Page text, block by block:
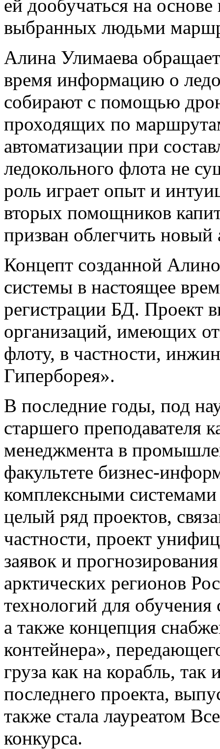
ей дообучаться на
выбранных людьми
Алина Улимаева
время информацию о
собирают с помощью
проходящих по
автоматизации при
ледокольного флота не
роль играет опыт и
вторых помощников
призван облегчить новый
Концепт созданной
системы в настоящее
регистрации БД. Проект
организаций, имеющих
флоту, в частности,
Гиперборея».
В последние годы, под
старшего преподавателя
менеджмента в
факультете бизнес-
комплексными
целый ряд проектов,
частности, проект
заявок и
арктических регионов
технологий для
а также концепция
контейнера»,
груза как на корабль,
последнего проекта,
также стала лауреатом
конкурса.